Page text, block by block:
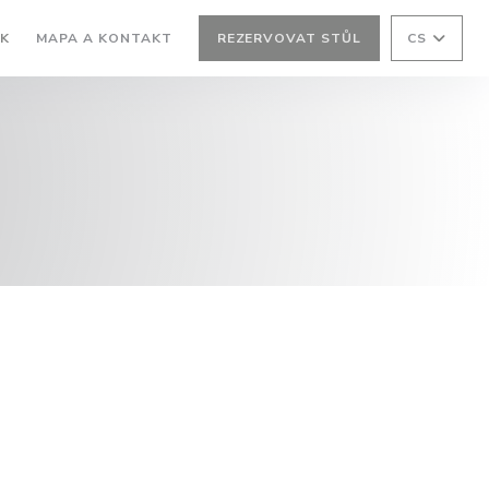
MAPA A KONTAKT REZERVOVAT STŮL CS